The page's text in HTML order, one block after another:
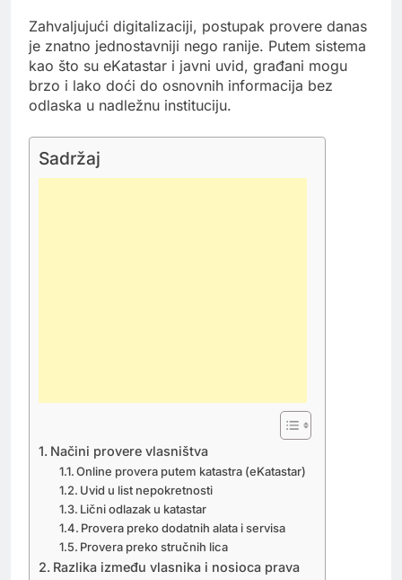
Zahvaljujući digitalizaciji, postupak provere danas
je znatno jednostavniji nego ranije. Putem sistema
kao što su eKatastar i javni uvid, građani mogu
brzo i lako doći do osnovnih informacija bez
odlaska u nadležnu instituciju.
Sadržaj
Načini provere vlasništva
Online provera putem katastra (eKatastar)
Uvid u list nepokretnosti
Lični odlazak u katastar
Provera preko dodatnih alata i servisa
Provera preko stručnih lica
Razlika između vlasnika i nosioca prava